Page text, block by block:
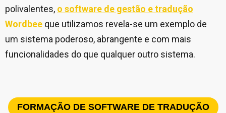
polivalentes, o software de gestão e tradução
Wordbee que utilizamos revela-se um exemplo de
um sistema poderoso, abrangente e com mais
funcionalidades do que qualquer outro sistema.
FORMAÇÃO DE SOFTWARE DE TRADUÇÃO